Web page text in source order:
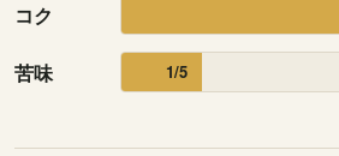
り
個
コク
苦味 1/5